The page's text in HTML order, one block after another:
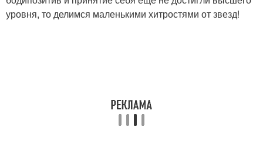
уровня, то делимся маленькими хитростями от звезд!